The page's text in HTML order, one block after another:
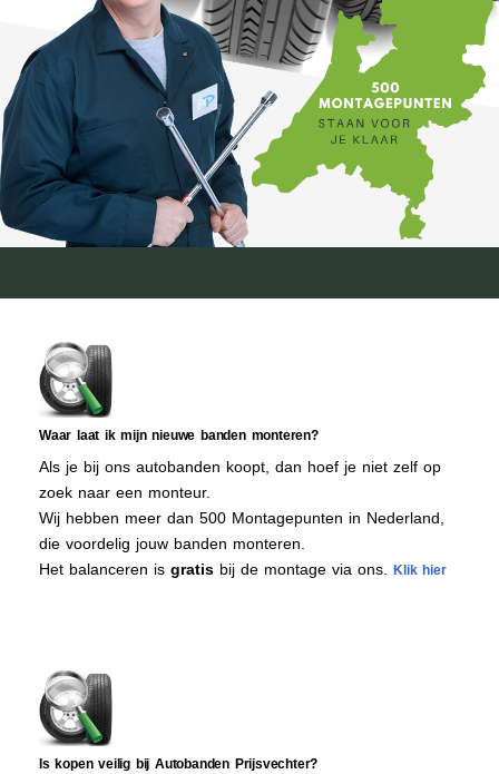
Waar laat ik mijn nieuwe banden monteren?
Als je bij ons autobanden koopt, dan hoef je niet zelf op
zoek naar een monteur.
Wij hebben meer dan 500 Montagepunten in Nederland,
die voordelig jouw banden monteren.
Het balanceren is gratis bij de montage via ons. Klik hier
Is kopen veilig bij Autobanden Prijsvechter?